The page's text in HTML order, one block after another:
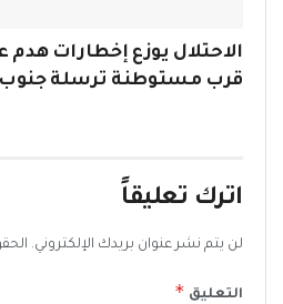
الاحتلال يوزع إخطارات هدم
قرب مستوطنة ترسلة جنوب
اترك تعليقاً
لن يتم نشر عنوان بريدك الإلكتروني.
التعليق *